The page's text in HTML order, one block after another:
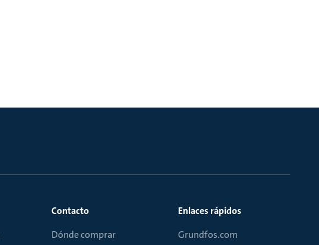
Contacto
Dónde comprar
Enlaces rápidos
Grundfos.com